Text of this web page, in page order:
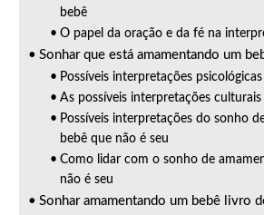
bebê
O papel da oração e da fé na
Sonhar que está amamentando um
Possíveis interpretações psicológicas
As possíveis interpretações culturais
Possíveis interpretações do sonho
bebê que não é seu
Como lidar com o sonho de
não é seu
Sonhar amamentando um bebê livro